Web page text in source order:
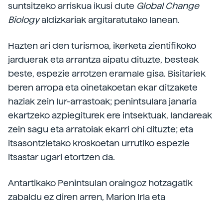
suntsitzeko arriskua ikusi dute Global Change
Biologyaldizkariak argitaratutako lanean.
Hazten ari den turismoa, ikerketa zientifikoko
jarduerak eta arrantza aipatu dituzte, besteak
beste, espezie arrotzen eramale gisa. Bisitariek
beren arropa eta oinetakoetan ekar ditzakete
haziak zein lur-arrastoak; penintsulara janaria
ekartzeko azpiegiturek ere intsektuak, landareak
zein sagu eta arratoiak ekarri ohi dituzte; eta
itsasontzietako kroskoetan urrutiko espezie
itsastar ugari etortzen da.
Antartikako Penintsulan oraingoz hotzagatik
zabaldu ez diren arren, Marion Irla eta